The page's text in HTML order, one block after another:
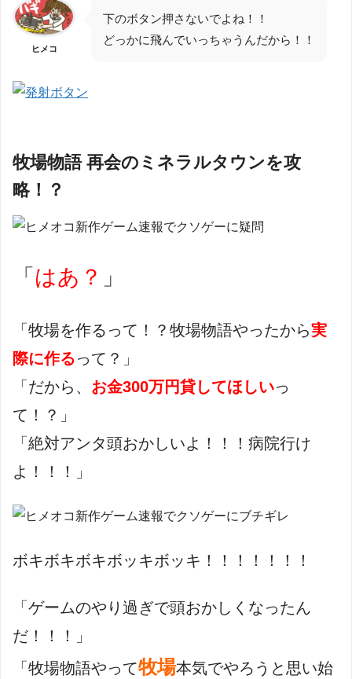
ヒメコ
下のボタン押さないでよね！！
どっかに飛んでいっちゃうんだから！！
牧場物語 再会のミネラルタウンを攻
略！？
「 はあ？ 」
「牧場を作るって！？牧場物語やったから実
際に作るって？」
「だから、 お金300万円貸してほしいっ
て！？」
「絶対アンタ頭おかしいよ！！！病院行け
よ！！！」
ボキボキボキボッキボッキ！！！！！！！
「ゲームのやり過ぎで頭おかしくなったん
だ！！！」
「牧場物語やって牧場本気でやろうと思い始